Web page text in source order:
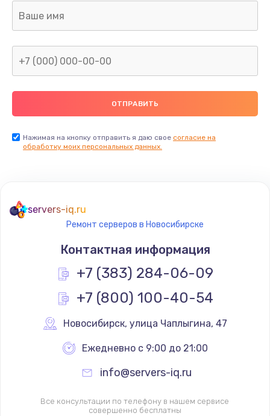
Нажимая на кнопку отправить я даю свое согласие на
обработку моих персональных данных.
servers-iq.ru
Ремонт серверов в Новосибирске
Контактная информация
+7 (383) 284-06-09
+7 (800) 100-40-54
Новосибирск, улица Чаплыгина, 47
Ежедневно с 9:00 до 21:00
info@servers-iq.ru
Все консультации по телефону в нашем сервисе
совершенно бесплатны